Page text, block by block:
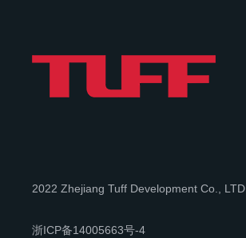
2022 Zhejiang Tuff Development Co., LTD
浙ICP备14005663号-4